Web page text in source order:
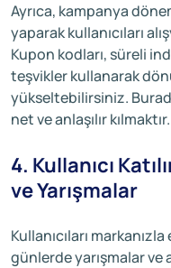
Ayrıca, kampanya
yaparak kullanıcıları
Kupon kodları, süreli
teşvikler kullanarak
yükseltebilirsiniz.
net ve anlaşılır kılmaktır.
4. Kullanıcı
ve Yarışmalar
Kullanıcıları
günlerde yarışmalar